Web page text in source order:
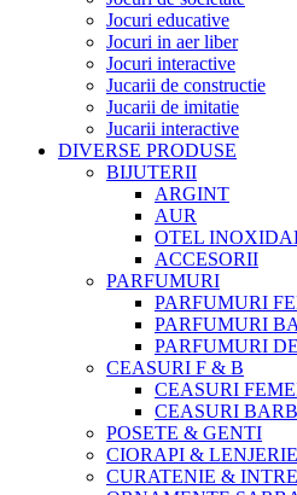
Jocuri educative
Jocuri in aer liber
Jocuri interactive
Jucarii de constructie
Jucarii de imitatie
Jucarii interactive
DIVERSE PRODUSE
BIJUTERII
ARGINT
AUR
OTEL
ACCESORII
PARFUMURI
PARFUMURI
PARFUMURI
PARFUMURI
CEASURI F & B
CEASURI
CEASURI
POSETE & GENTI
CIORAPI & LENJERIE
CURATENIE &